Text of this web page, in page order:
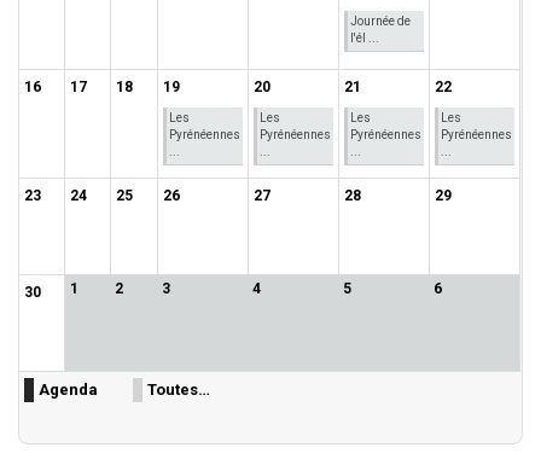
Journée de
l'él ...
16 17 18 19
Les
Pyrénéennes
20
Les
Pyrénéennes
21
Les
Pyrénéennes
22
Les
Pyrénéennes
23 24 25 26 27 28 29
30 1 2 3 4 5 6
Agenda Toutes…